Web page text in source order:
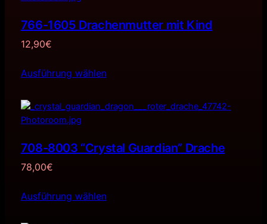
766-1605 Drachenmutter mit Kind
12,90€
Ausführung wählen
708-8003 “Crystal Guardian” Drache
78,00€
Ausführung wählen